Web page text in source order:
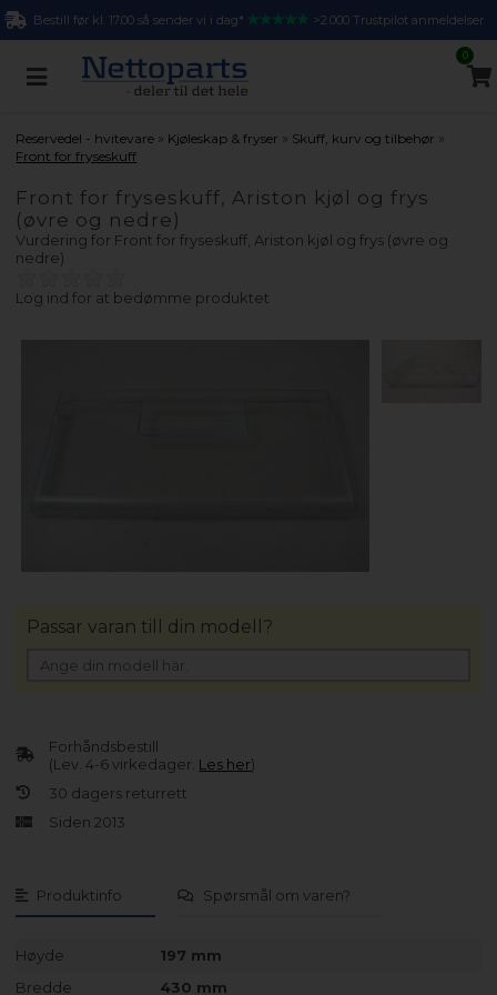
Bestill før kl. 17.00 så sender vi i dag* >2.000 Trustpilot anmeldelser
0
Reservedel - hvitevare » Kjøleskap & fryser » Skuff, kurv og tilbehør »
Front for fryseskuff
Front for fryseskuff, Ariston kjøl og frys
(øvre og nedre)
Vurdering for Front for fryseskuff, Ariston kjøl og frys (øvre og
nedre)
Log ind for at bedømme produktet
Produktinfo Spørsmål om varen?
Høyde
197 mm
Bredde
430 mm
Forhåndsbestill
(Lev. 4-6 virkedager. Les her)
30 dagers returrett
Siden 2013
Passar varan till din modell?